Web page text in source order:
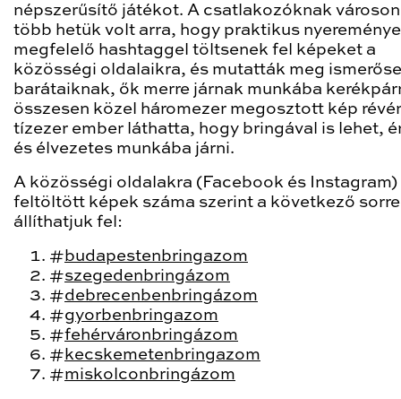
népszerűsítő játékot. A csatlakozóknak
több hetük volt arra, hogy praktikus
megfelelő hashtaggel töltsenek fel képeket a
közösségi oldalaikra, és mutatták meg
barátaiknak, ők merre járnak munkába
összesen közel háromezer megosztott kép
tízezer ember láthatta, hogy bringával is lehet,
és élvezetes munkába járni.
A közösségi oldalakra (Facebook és Instagram)
feltöltött képek száma szerint a következő
állíthatjuk fel:
#budapestenbringazom
#szegedenbringázom
#debrecenbenbringázom
#gyorbenbringazom
#fehérváronbringázom
# kecskemetenbringazom
#miskolconbringázom